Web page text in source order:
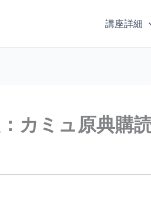
講座詳細
カミュ原典購